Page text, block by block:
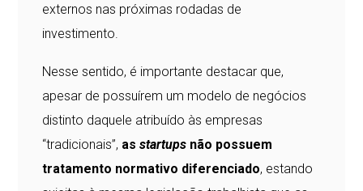
externos nas próximas rodadas de
investimento.
Nesse sentido, é importante destacar que,
apesar de possuírem um modelo de negócios
distinto daquele atribuído às empresas
“tradicionais”, asstartups não possuem
tratamento normativo diferenciado, estando